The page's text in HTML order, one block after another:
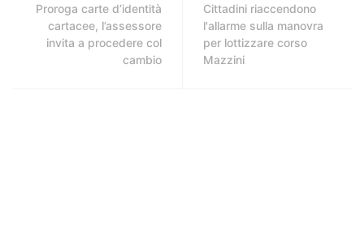
Proroga carte d’identità
cartacee, l’assessore
invita a procedere col
cambio
Cittadini riaccendono
l'allarme sulla manovra
per lottizzare corso
Mazzini